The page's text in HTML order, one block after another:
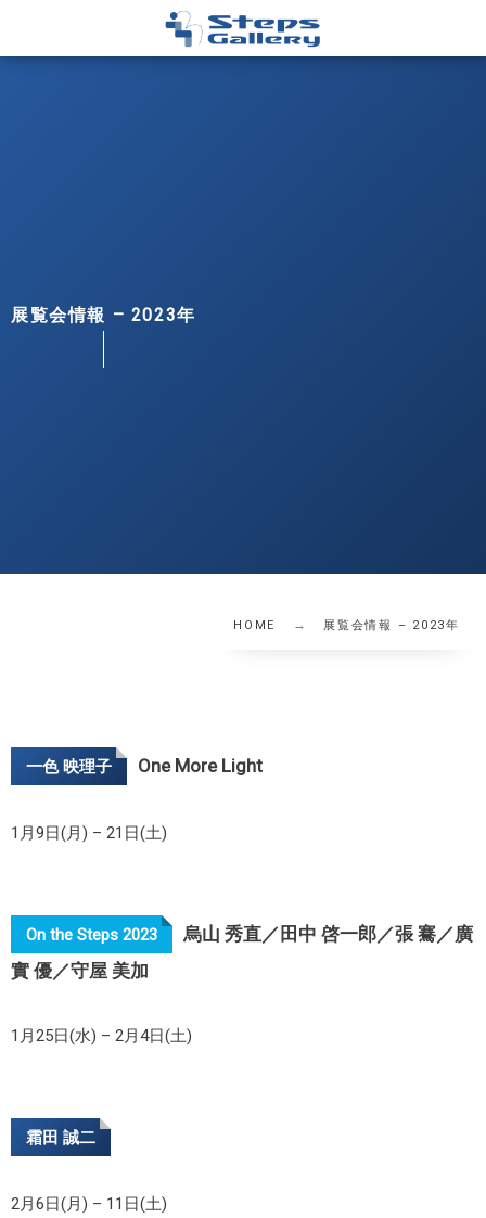
展覧会情報 – 2023年
HOME 展覧会情報 – 2023年
一色 映理子 One More Light
1月9日(月) – 21日(土)
On the Steps 2023
烏山 秀直／田中 啓一郎／張 騫／廣
實 優／守屋 美加
1月25日(水) – 2月4日(土)
霜田 誠二
2月6日(月) – 11日(土)